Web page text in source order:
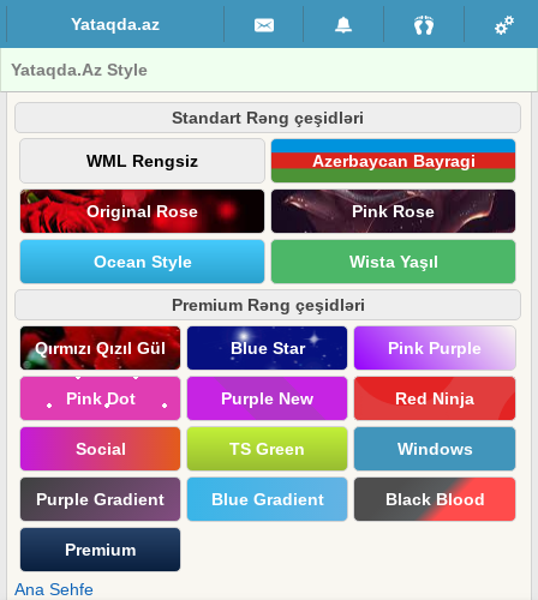
Yataqda.az
Yataqda.Az Style
Standart Rəng çeşidləri
WML Rengsiz Azerbaycan Bayragi
Original Rose Pink Rose
Ocean Style Wista Yaşıl
Premium Rəng çeşidləri
Qırmızı Qızıl Gül Blue Star Pink Purple
Pink Dot Purple New Red Ninja
Social TS Green Windows
Purple Gradient Blue Gradient Black Blood
Premium
Ana Sehfe